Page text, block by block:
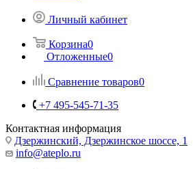
Личный кабинет
Корзина0
Отложенные0
Сравнение товаров0
+7 495-545-71-35
Контактная информация
Дзержинский, Дзержинское шоссе, 1
info@ateplo.ru